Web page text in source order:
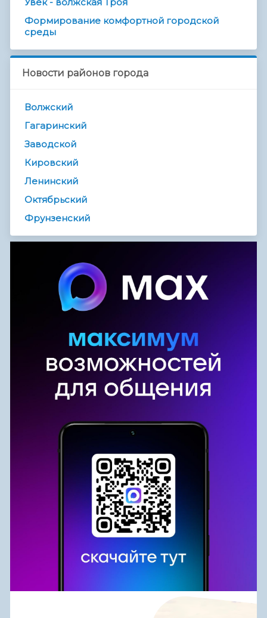
Формирование комфортной городской
среды
Новости районов города
Волжский
Гагаринский
Заводской
Кировский
Ленинский
Октябрьский
Фрунзенский